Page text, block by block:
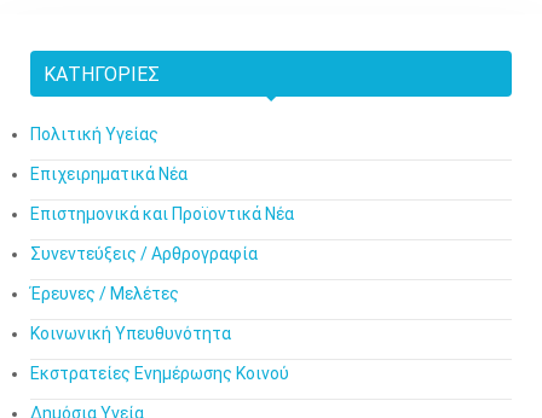
ΚΑΤΗΓΟΡΊΕΣ
Πολιτική Υγείας
Επιχειρηματικά Νέα
Επιστημονικά και Προϊοντικά Νέα
Συνεντεύξεις / Αρθρογραφία
Έρευνες / Μελέτες
Κοινωνική Υπευθυνότητα
Εκστρατείες Ενημέρωσης Κοινού
Δημόσια Υγεία